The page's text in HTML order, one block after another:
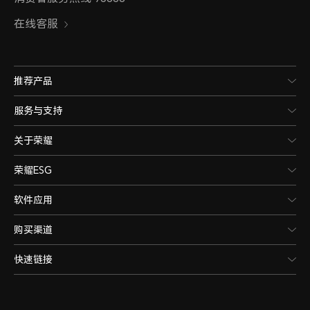
在线客服
推荐产品
服务与支持
关于荣耀
荣耀ESG
软件应用
购买渠道
快速链接